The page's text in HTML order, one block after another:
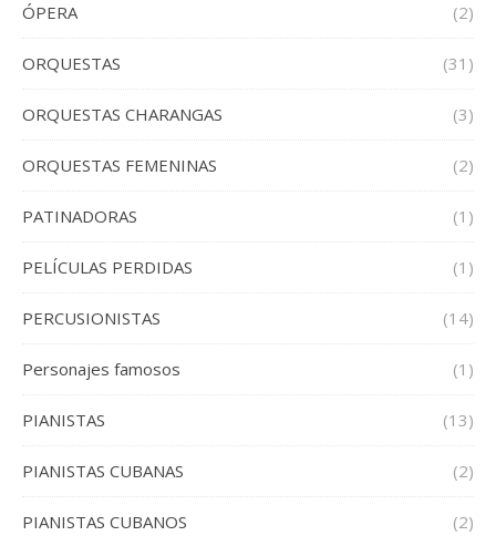
ÓPERA (2)
ORQUESTAS (31)
ORQUESTAS CHARANGAS (3)
ORQUESTAS FEMENINAS (2)
PATINADORAS (1)
PELÍCULAS PERDIDAS (1)
PERCUSIONISTAS (14)
Personajes famosos (1)
PIANISTAS (13)
PIANISTAS CUBANAS (2)
PIANISTAS CUBANOS (2)